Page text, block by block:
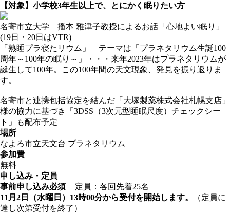
【対象】小学校3年生以上で、とにかく眠りたい方
名寄市立大学 播本 雅津子教授によるお話「心地よい眠り」
(19日・20日はVTR)
「熟睡プラ寝たリウム」 テーマは「プラネタリウム生誕100
周年～100年の眠り～」・・・来年2023年はプラネタリウムが
誕生して100年。この100年間の天文現象、発見を振り返りま
す。
名寄市と連携包括協定を結んだ「大塚製薬株式会社札幌支店」
様の協力に基づき「3DSS（3次元型睡眠尺度）チェックシー
ト」も配布予定
場所
なよろ市立天文台 プラネタリウム
参加費
無料
申し込み・定員
事前申し込み必須
定員：各回先着25名
11月2日（水曜日）13時00分から受付を開始します。
（定員に
達し次第受付を終了）